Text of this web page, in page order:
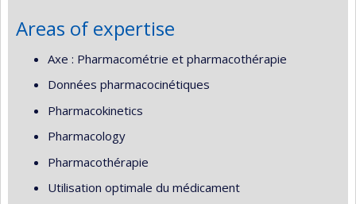
Areas of expertise
Axe : Pharmacométrie et pharmacothérapie
Données pharmacocinétiques
Pharmacokinetics
Pharmacology
Pharmacothérapie
Utilisation optimale du médicament